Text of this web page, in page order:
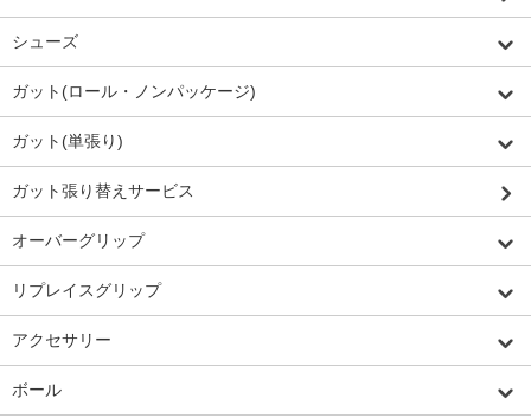
シューズ
ガット(ロール・ノンパッケージ)
ガット(単張り)
ガット張り替えサービス
オーバーグリップ
リプレイスグリップ
アクセサリー
ボール